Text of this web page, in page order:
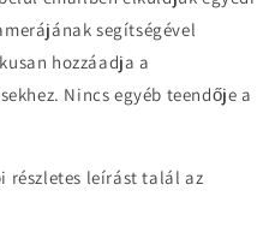
segítségével
hozzáadja a
Nincs egyéb teendője a
részletes leírást talál az